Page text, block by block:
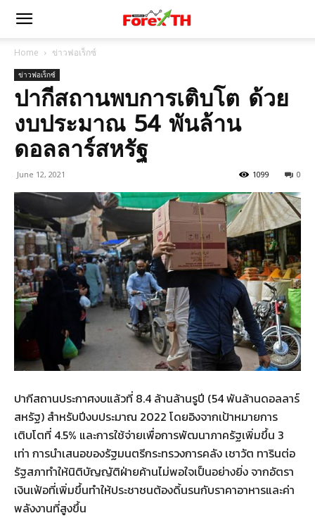
Home ข่าวฟอเร็กซ์
ข่าวฟอเร็กซ์
ปากีสถานพบการเติบโต ด้วย
งบประมาณ 54 พันล้าน
ดอลลาร์สหรัฐ
June 12, 2021 0
1099
ปากีสถานประกาศงบแล้วที่ 8.4 ล้านล้านรูปี (54 พันล้านดอลลาร์
สหรัฐ) สำหรับปีงบประมาณ 2022 โดยอิงจากเป้าหมายการ
เติบโตที่ 4.5% และการใช้จ่ายเพื่อการพัฒนาภาครัฐเพิ่มขึ้น 3
เท่า การนำเสนอของรัฐมนตรีกระทรวงการคลัง เชาวัต ทารินต่อ
รัฐสภาทำให้นิติบัญญัติฝ่ายค้านไม่พอใจเป็นอย่างยิ่ง จากอัตรา
เงินเฟ้อที่เพิ่มขึ้นทำให้ประชาชนต้องดิ้นรนกับราคาอาหารและค่า
พลังงานที่สูงขึ้น